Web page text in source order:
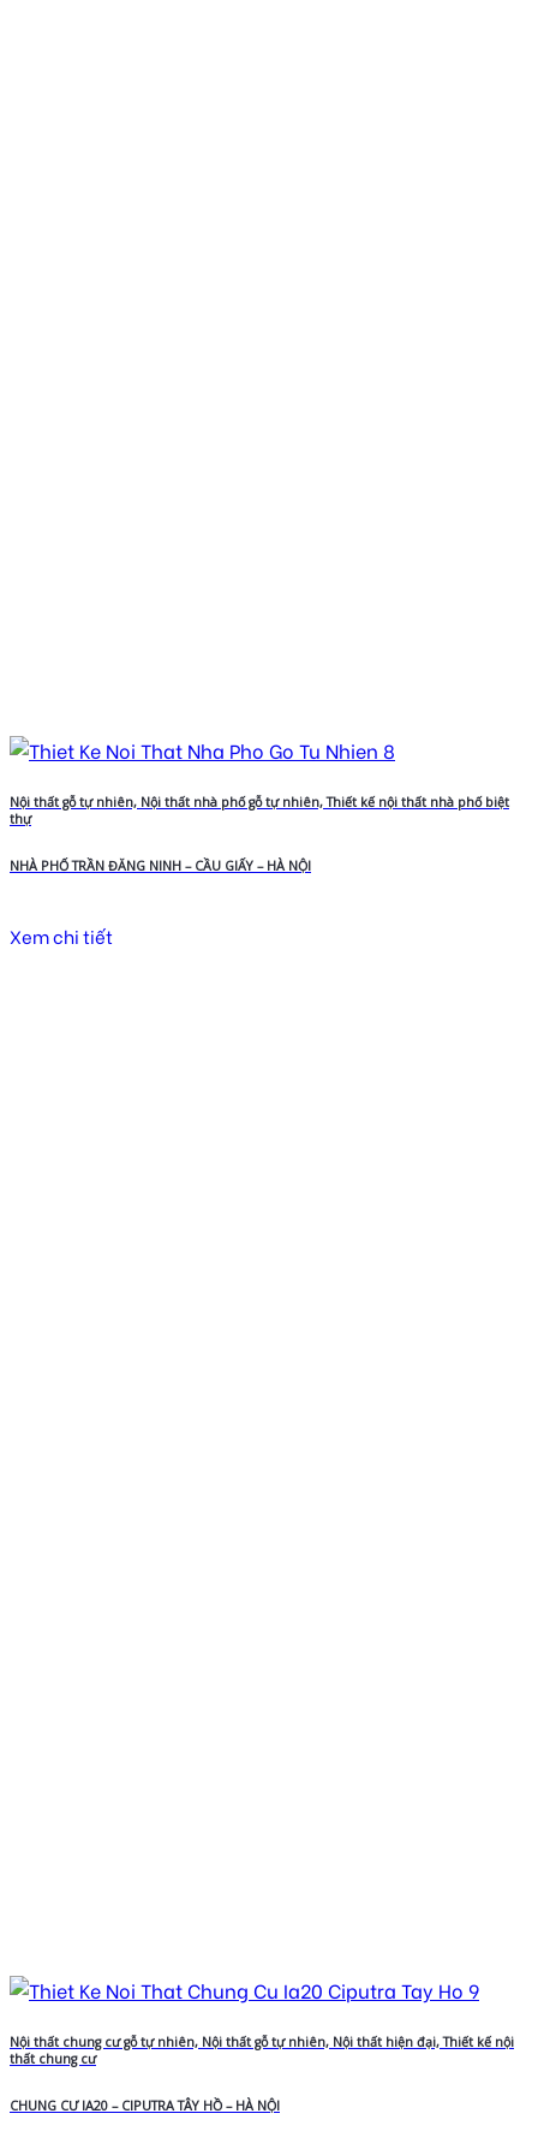
Nội thất gỗ tự nhiên, Nội thất nhà phố gỗ tự nhiên, Thiết kế nội thất nhà phố biệt
thự
NHÀ PHỐ TRẦN ĐĂNG NINH – CẦU GIẤY – HÀ NỘI
Xem chi tiết
Nội thất chung cư gỗ tự nhiên, Nội thất gỗ tự nhiên, Nội thất hiện đại, Thiết kế nội
thất chung cư
CHUNG CƯ IA20 – CIPUTRA TÂY HỒ – HÀ NỘI